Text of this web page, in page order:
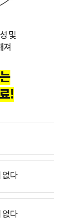
및
져
!
없다
없다